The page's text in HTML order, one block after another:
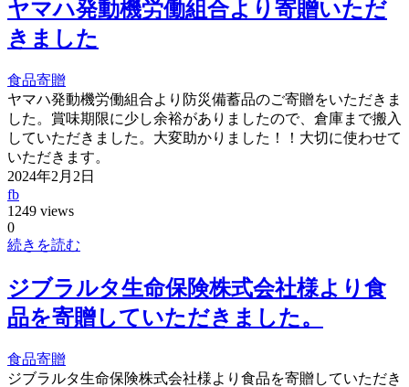
ヤマハ発動機労働組合より寄贈いただ
きました
食品寄贈
ヤマハ発動機労働組合より防災備蓄品のご寄贈をいただきま
した。賞味期限に少し余裕がありましたので、倉庫まで搬入
していただきました。大変助かりました！！大切に使わせて
いただきます。
2024年2月2日
fb
1249 views
0
続きを読む
ジブラルタ生命保険株式会社様より食
品を寄贈していただきました。
食品寄贈
ジブラルタ生命保険株式会社様より食品を寄贈していただき